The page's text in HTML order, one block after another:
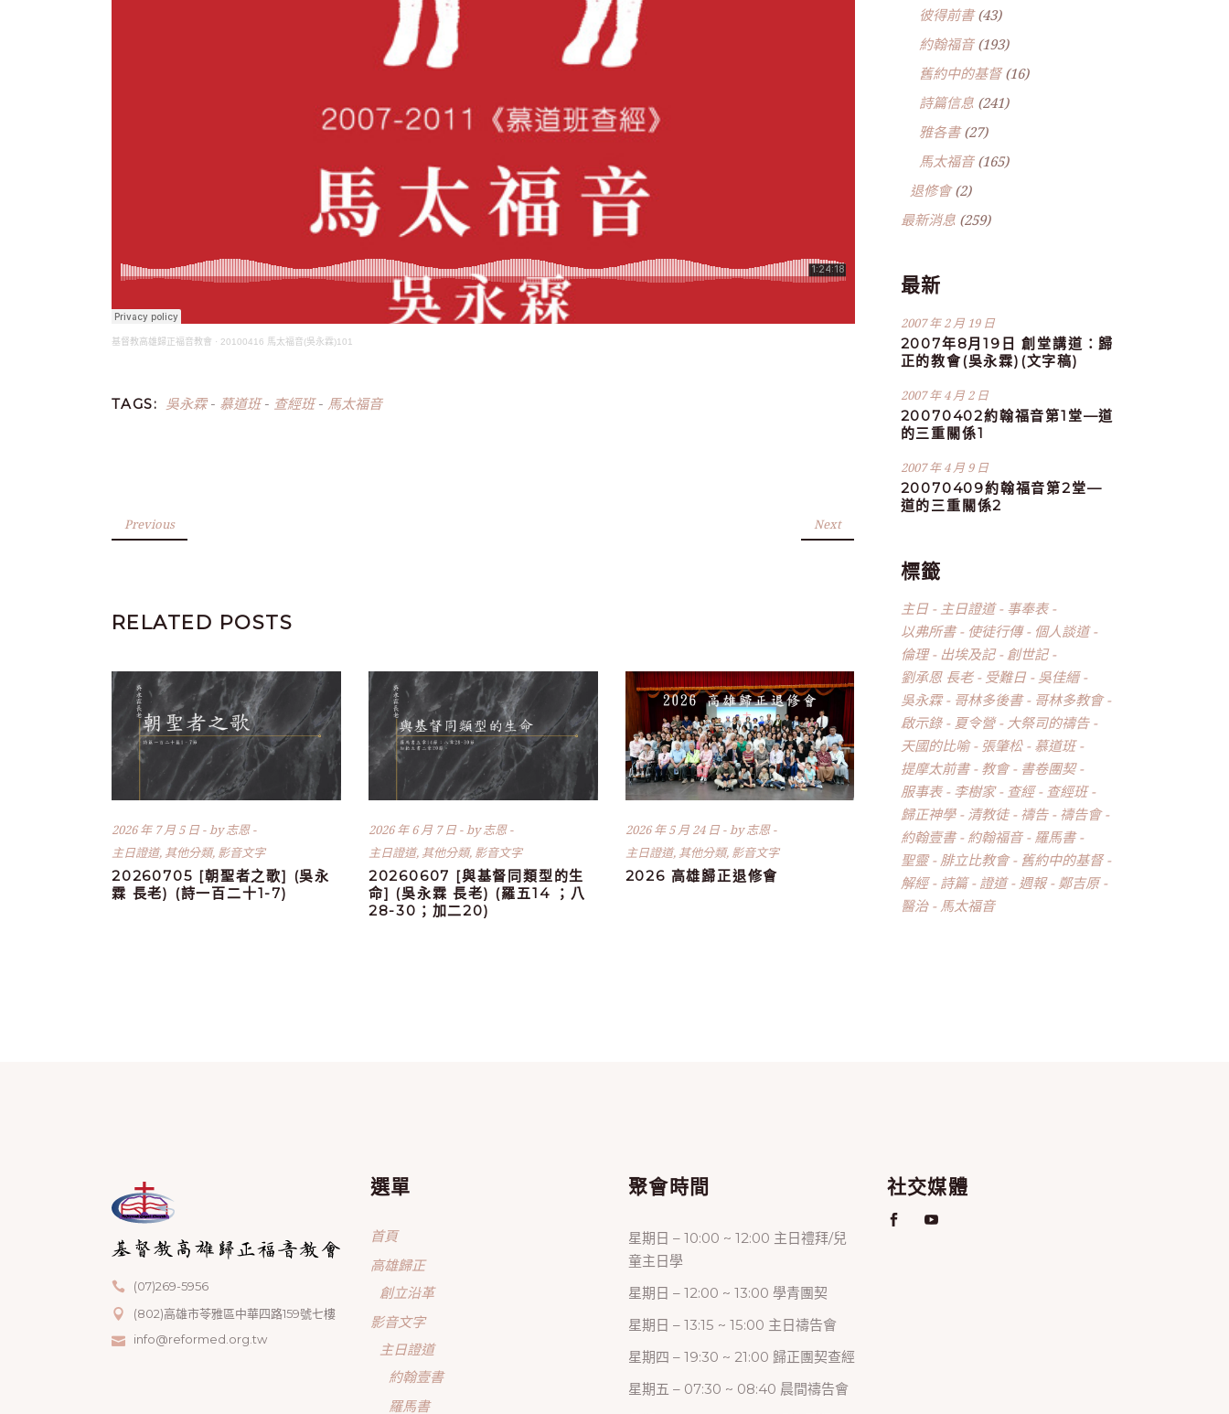
基督教高雄歸正福音教會 · 20100416 馬太福音(吳永霖)101
TAGS: 吳永霖- 慕道班- 查經班- 馬太福音
Previous Next
RELATED POSTS
2026 年 7 月 5 日 by志恩
主日證道, 其他分類, 影音文字
20260705 [朝聖者之歌] (吳永
霖 長老) (詩一百二十1-7)
2026 年 6 月 7 日 by志恩
主日證道, 其他分類, 影音文字
20260607 [與基督同類型的生
命] (吳永霖 長老) (羅五14 ；八
28-30；加二20)
2026 年 5 月 24 日 by志恩
主日證道, 其他分類, 影音文字
2026 高雄歸正退修會
彼得前書(43)
約翰福音(193)
舊約中的基督(16)
詩篇信息(241)
雅各書(27)
馬太福音(165)
退修會(2)
最新消息(259)
最新
2007 年 2 月 19 日
2007年8月19日 創堂講道：歸
正的教會(吳永霖)(文字稿)
2007 年 4 月 2 日
20070402約翰福音第1堂—道
的三重關係1
2007 年 4 月 9 日
20070409約翰福音第2堂—
道的三重關係2
標籤
主日 主日證道
事奉表
以弗所書
使徒行傳
個人談道
倫理
出埃及記
創世記
劉承恩 長老
受難日
吳佳縉
吳永霖
哥林多後書
哥林多教會
啟示錄
夏令營
大祭司的禱告
天國的比喻
張肇松
慕道班
提摩太前書
教會
書卷團契
服事表
李樹家 查經
查經班
歸正神學
清教徒 禱告
禱告會
約翰壹書
約翰福音
羅馬書
聖靈
腓立比教會
舊約中的基督
解經
詩篇 證道 週報
鄭吉原
醫治
馬太福音
(07)269-5956
(802)高雄市苓雅區中華四路159號七樓
info@reformed.org.tw
選單
首頁
高雄歸正
創立沿革
影音文字
主日證道
約翰壹書
羅馬書
聚會時間
星期日 – 10:00 ~ 12:00 主日禮拜/兒
童主日學
星期日 – 12:00 ~ 13:00 學青團契
星期日 – 13:15 ~ 15:00 主日禱告會
星期四 – 19:30 ~ 21:00 歸正團契查經
星期五 – 07:30 ~ 08:40 晨間禱告會
社交媒體